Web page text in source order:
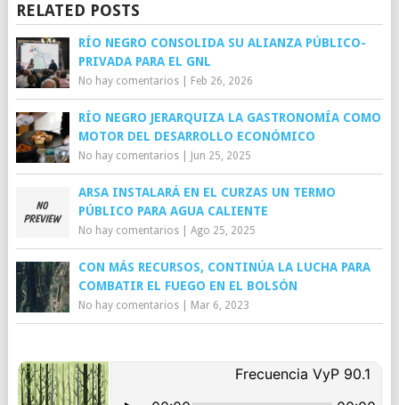
RELATED POSTS
RÍO NEGRO CONSOLIDA SU ALIANZA PÚBLICO-
PRIVADA PARA EL GNL
No hay comentarios| Feb 26, 2026
RÍO NEGRO JERARQUIZA LA GASTRONOMÍA COMO
MOTOR DEL DESARROLLO ECONÓMICO
No hay comentarios| Jun 25, 2025
ARSA INSTALARÁ EN EL CURZAS UN TERMO
PÚBLICO PARA AGUA CALIENTE
No hay comentarios| Ago 25, 2025
CON MÁS RECURSOS, CONTINÚA LA LUCHA PARA
COMBATIR EL FUEGO EN EL BOLSÓN
No hay comentarios| Mar 6, 2023